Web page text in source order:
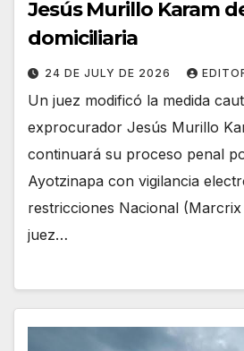
Jesús Murillo Karam
domiciliaria
24 DE JULY DE 2026
Un juez modificó la medida
exprocurador Jesús Murillo
continuará su proceso penal
Ayotzinapa con vigilancia
restricciones Nacional
juez…